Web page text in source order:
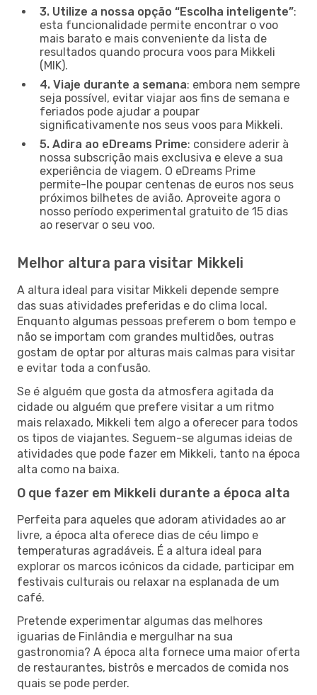
3. Utilize a nossa opção “Escolha inteligente”:
esta funcionalidade permite encontrar o voo
mais barato e mais conveniente da lista de
resultados quando procura voos para Mikkeli
(MIK).
4. Viaje durante a semana: embora nem sempre
seja possível, evitar viajar aos fins de semana e
feriados pode ajudar a poupar
significativamente nos seus voos para Mikkeli.
5. Adira ao eDreams Prime: considere aderir à
nossa subscrição mais exclusiva e eleve a sua
experiência de viagem. O eDreams Prime
permite-lhe poupar centenas de euros nos seus
próximos bilhetes de avião. Aproveite agora o
nosso período experimental gratuito de 15 dias
ao reservar o seu voo.
Melhor altura para visitar Mikkeli
A altura ideal para visitar Mikkeli depende sempre
das suas atividades preferidas e do clima local.
Enquanto algumas pessoas preferem o bom tempo e
não se importam com grandes multidões, outras
gostam de optar por alturas mais calmas para visitar
e evitar toda a confusão.
Se é alguém que gosta da atmosfera agitada da
cidade ou alguém que prefere visitar a um ritmo
mais relaxado, Mikkeli tem algo a oferecer para todos
os tipos de viajantes. Seguem-se algumas ideias de
atividades que pode fazer em Mikkeli, tanto na época
alta como na baixa.
O que fazer em Mikkeli durante a época alta
Perfeita para aqueles que adoram atividades ao ar
livre, a época alta oferece dias de céu limpo e
temperaturas agradáveis. É a altura ideal para
explorar os marcos icónicos da cidade, participar em
festivais culturais ou relaxar na esplanada de um
café.
Pretende experimentar algumas das melhores
iguarias de Finlândia e mergulhar na sua
gastronomia? A época alta fornece uma maior oferta
de restaurantes, bistrôs e mercados de comida nos
quais se pode perder.